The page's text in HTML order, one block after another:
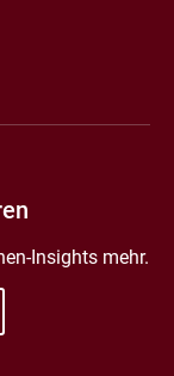
Insights mehr.